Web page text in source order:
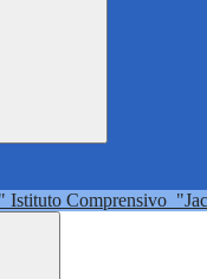
Istituto Comprensivo